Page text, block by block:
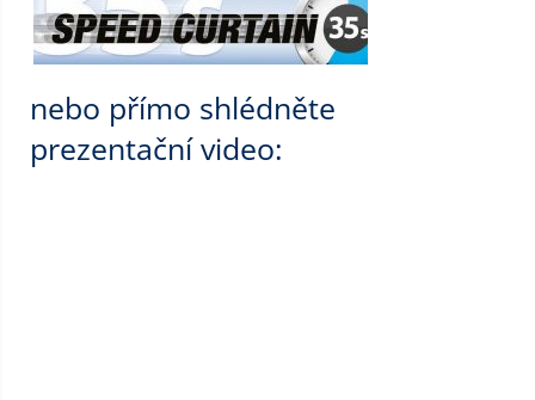
nebo přímo shlédněte
prezentační video: